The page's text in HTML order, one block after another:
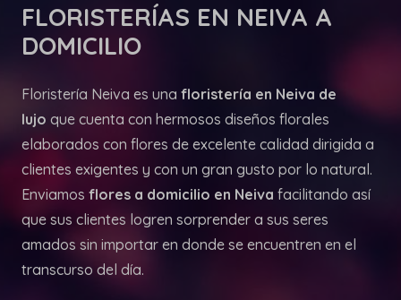
FLORISTERÍAS EN NEIVA A
DOMICILIO
Floristería Neiva es una floristería en Neiva de
lujo que cuenta con hermosos diseños florales
elaborados con flores de excelente calidad dirigida a
clientes exigentes y con un gran gusto por lo natural.
Enviamos flores a domicilio en Neiva facilitando así
que sus clientes logren sorprender a sus seres
amados sin importar en donde se encuentren en el
transcurso del día.